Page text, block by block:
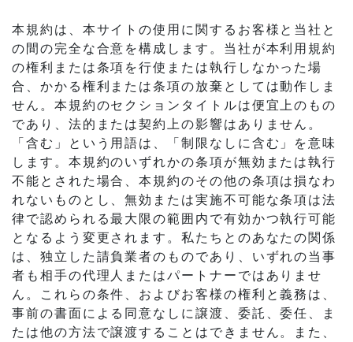
本規約は、本サイトの使用に関するお客様と当社と
の間の完全な合意を構成します。当社が本利用規約
の権利または条項を行使または執行しなかった場
合、かかる権利または条項の放棄としては動作しま
せん。本規約のセクションタイトルは便宜上のもの
であり、法的または契約上の影響はありません。
「含む」という用語は、「制限なしに含む」を意味
します。本規約のいずれかの条項が無効または執行
不能とされた場合、本規約のその他の条項は損なわ
れないものとし、無効または実施不可能な条項は法
律で認められる最大限の範囲内で有効かつ執行可能
となるよう変更されます。私たちとのあなたの関係
は、独立した請負業者のものであり、いずれの当事
者も相手の代理人またはパートナーではありませ
ん。これらの条件、およびお客様の権利と義務は、
事前の書面による同意なしに譲渡、委託、委任、ま
たは他の方法で譲渡することはできません。また、